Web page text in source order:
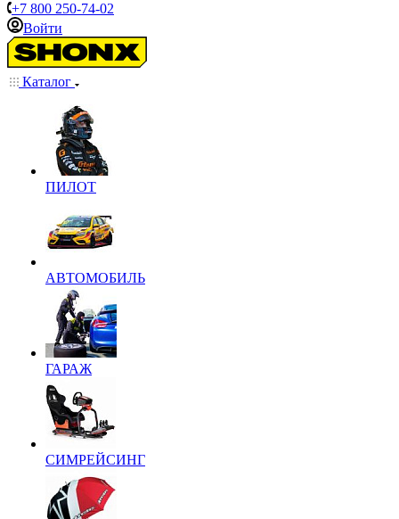
+7 800 250-74-02
Войти
Каталог
ПИЛОТ
АВТОМОБИЛЬ
ГАРАЖ
СИМРЕЙСИНГ